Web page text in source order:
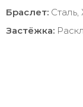
Браслет:
Застёжка: